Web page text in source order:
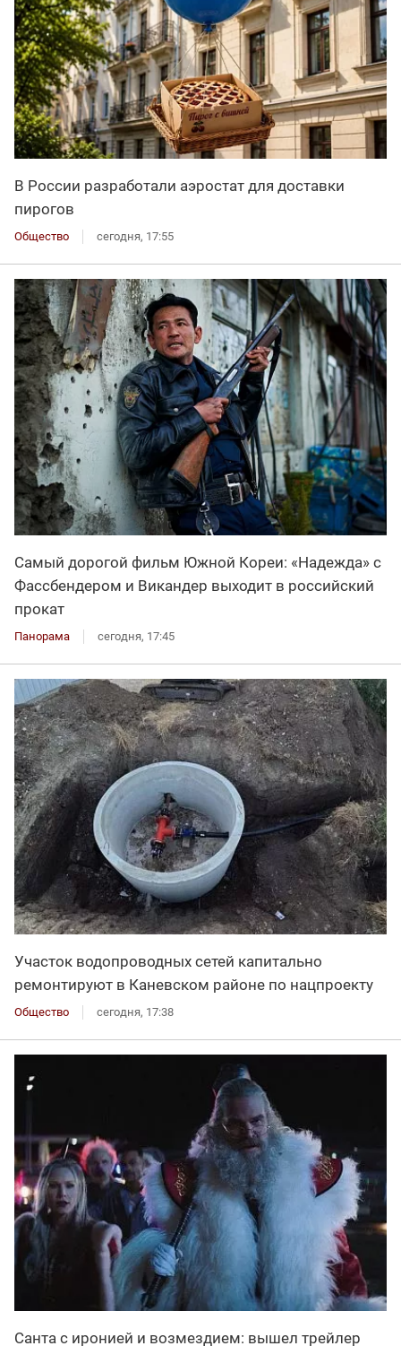
В России разработали аэростат для доставки
пирогов
Общество сегодня, 17:55
Самый дорогой фильм Южной Кореи: «Надежда» с
Фассбендером и Викандер выходит в российский
прокат
Панорама сегодня, 17:45
Участок водопроводных сетей капитально
ремонтируют в Каневском районе по нацпроекту
Общество сегодня, 17:38
Санта с иронией и возмездием: вышел трейлер